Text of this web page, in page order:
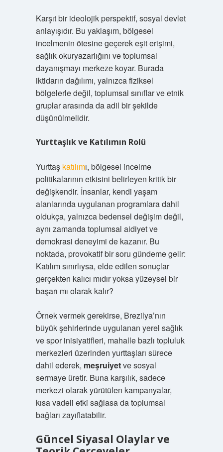
Karşıt bir ideolojik perspektif, sosyal devlet
anlayışıdır. Bu yaklaşım, bölgesel
incelmenin ötesine geçerek eşit erişimi,
sağlık okuryazarlığını ve toplumsal
dayanışmayı merkeze koyar. Burada
iktidarın dağılımı, yalnızca fiziksel
bölgelerle değil, toplumsal sınıflar ve etnik
gruplar arasında da adil bir şekilde
düşünülmelidir.
Yurttaşlık ve Katılımın Rolü
Yurttaş katılımı, bölgesel incelme
politikalarının etkisini belirleyen kritik bir
değişkendir. İnsanlar, kendi yaşam
alanlarında uygulanan programlara dahil
oldukça, yalnızca bedensel değişim değil,
aynı zamanda toplumsal aidiyet ve
demokrasi deneyimi de kazanır. Bu
noktada, provokatif bir soru gündeme gelir:
Katılım sınırlıysa, elde edilen sonuçlar
gerçekten kalıcı mıdır yoksa yüzeysel bir
başarı mı olarak kalır?
Örnek vermek gerekirse, Brezilya’nın
büyük şehirlerinde uygulanan yerel sağlık
ve spor inisiyatifleri, mahalle bazlı topluluk
merkezleri üzerinden yurttaşları sürece
dahil ederek, meşruiyetve sosyal
sermaye üretir. Buna karşılık, sadece
merkezi olarak yürütülen kampanyalar,
kısa vadeli etki sağlasa da toplumsal
bağları zayıflatabilir.
Güncel Siyasal Olaylar ve